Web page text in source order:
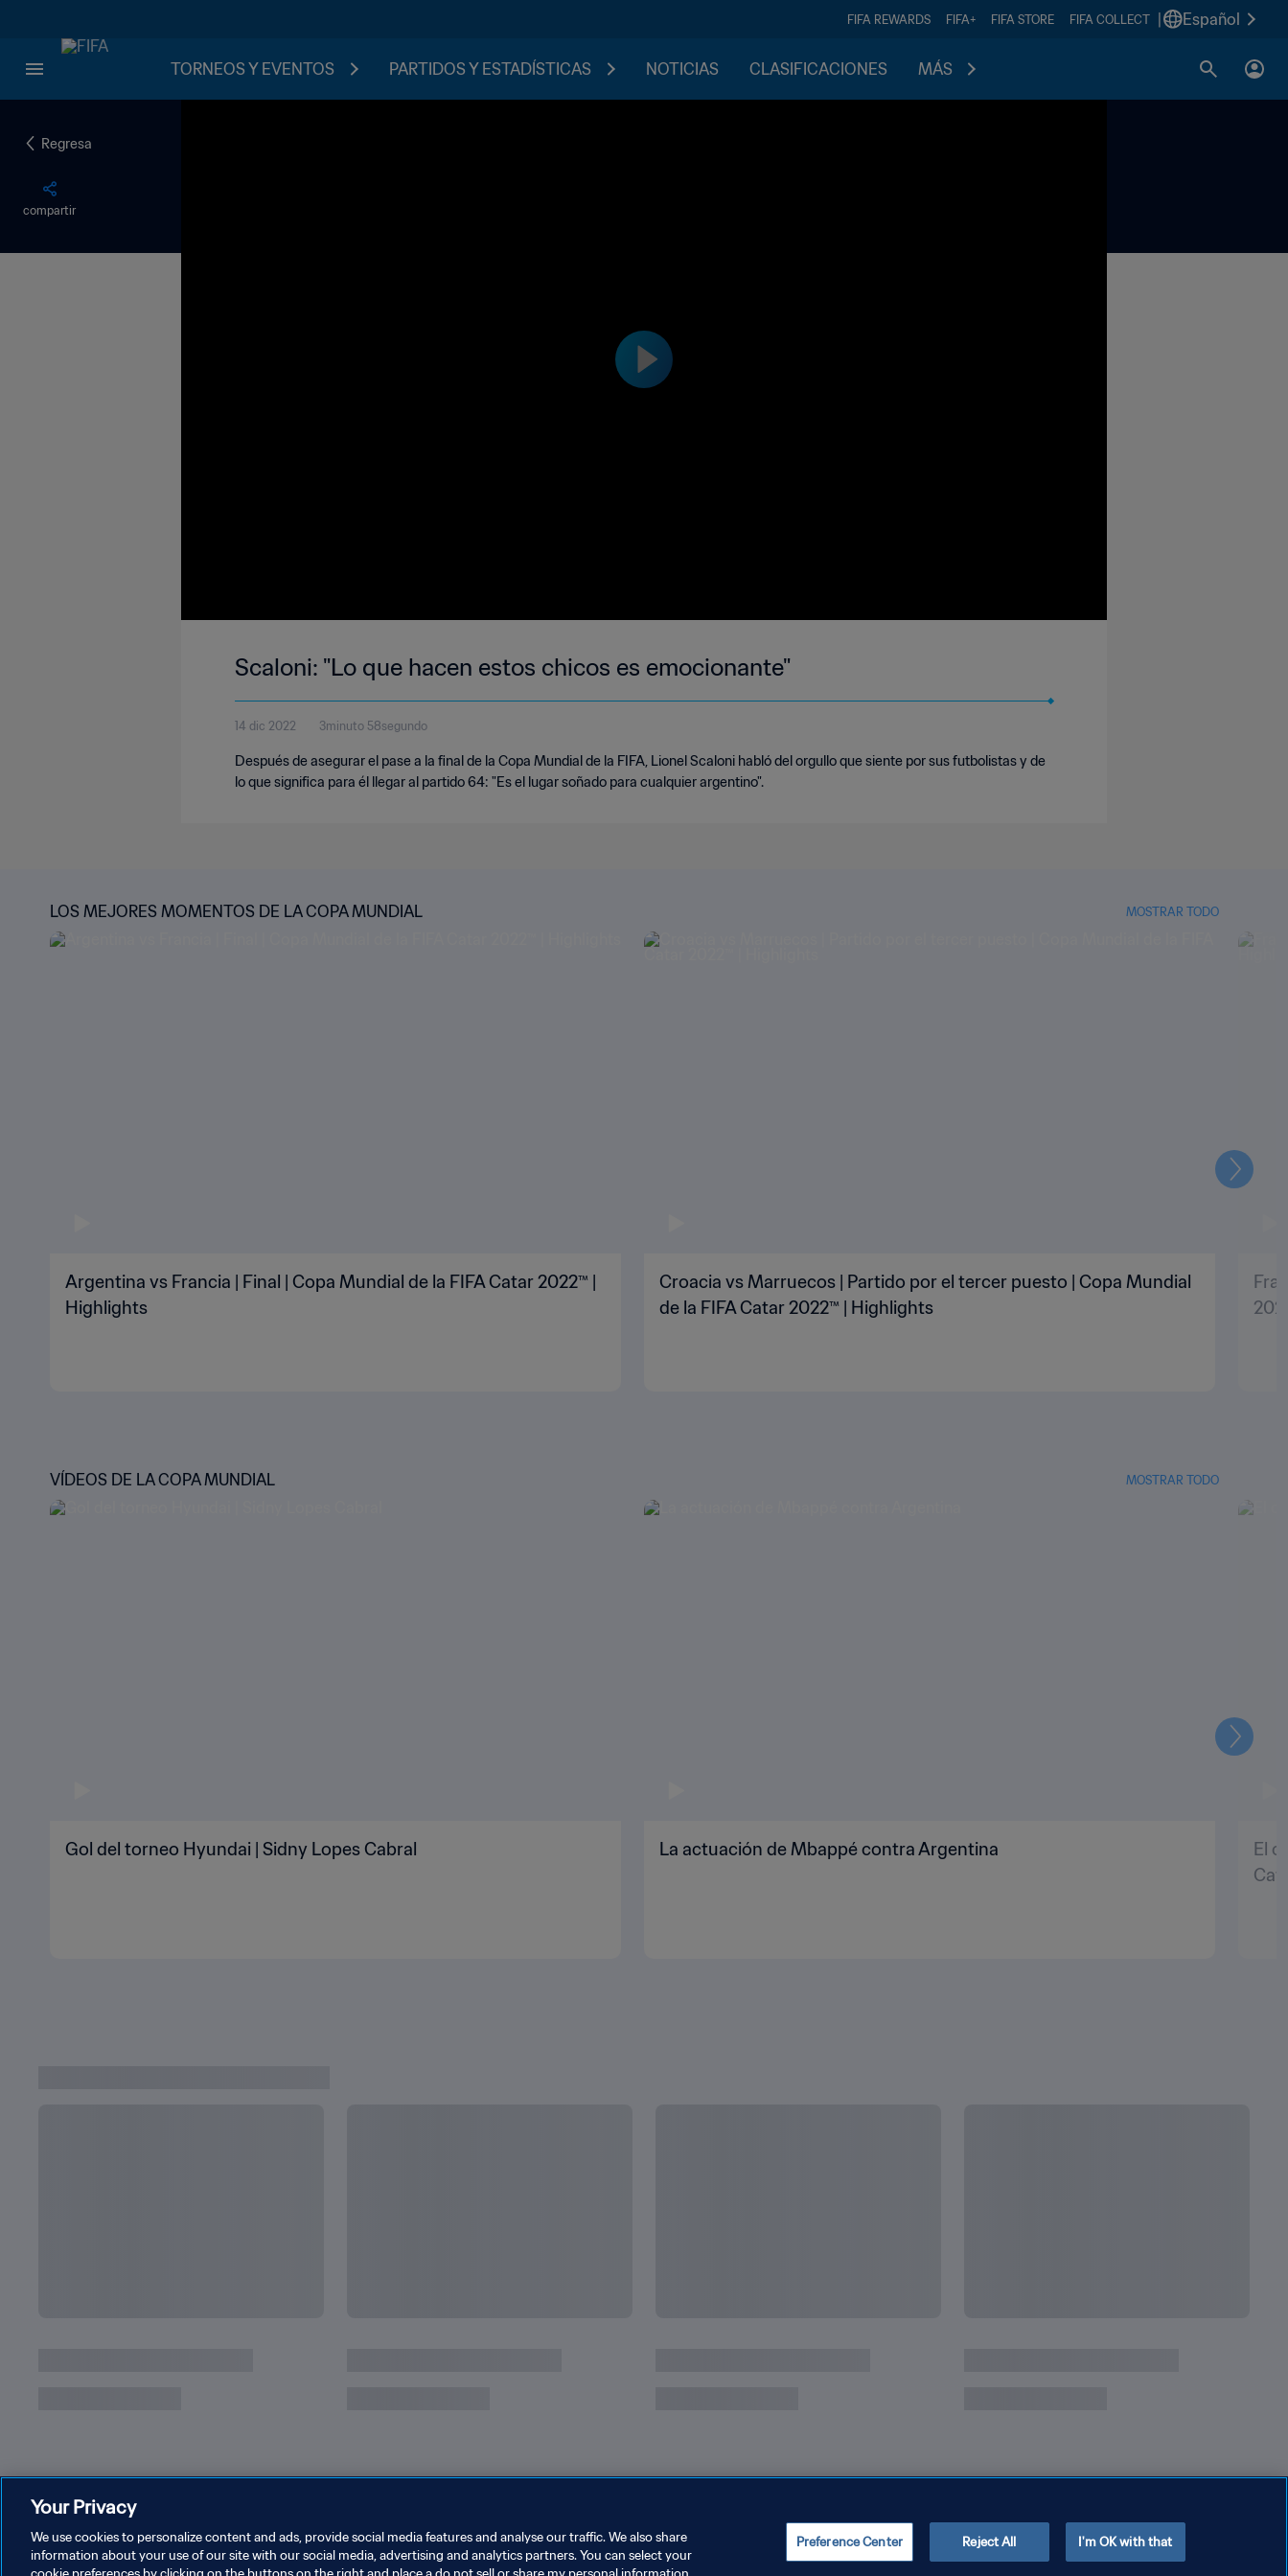
FIFA REWARDS FIFA+ FIFA STORE FIFA COLLECT Español
TORNEOS Y EVENTOS PARTIDOS Y ESTADÍSTICAS NOTICIAS CLASIFICACIONES MÁS
Regresa
compartir
Scaloni: "Lo que hacen estos chicos es emocionante"
14 dic 2022 3minuto 58segundo
Después de asegurar el pase a la final de la Copa Mundial de la FIFA, Lionel Scaloni habló del orgullo que siente por sus futbolistas y de
lo que significa para él llegar al partido 64: "Es el lugar soñado para cualquier argentino".
LOS MEJORES MOMENTOS DE LA COPA MUNDIAL MOSTRAR TODO
Argentina vs Francia | Final | Copa Mundial de la FIFA Catar 2022™ |
Highlights
Croacia vs Marruecos | Partido por el tercer puesto | Copa Mundial
de la FIFA Catar 2022™ | Highlights
VÍDEOS DE LA COPA MUNDIAL MOSTRAR TODO
Gol del torneo Hyundai | Sidny Lopes Cabral La actuación de Mbappé contra Argentina
El
Your Privacy
We use cookies to personalize content and ads, provide social media features and analyse our traffic. We also share
information about your use of our site with our social media, advertising and analytics partners. You can select your
Preference Center Reject All I'm OK with that